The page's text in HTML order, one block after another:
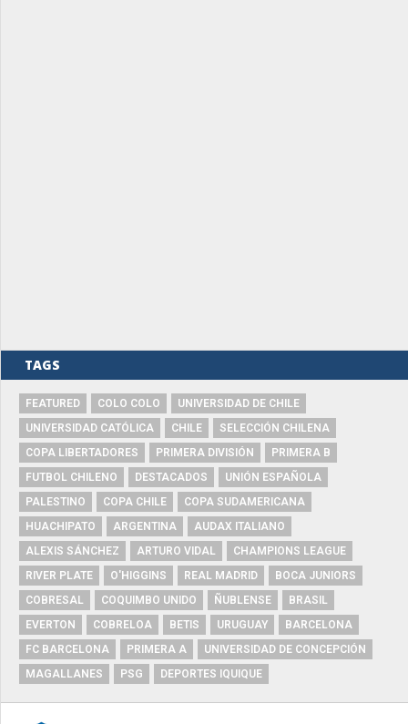
TAGS
FEATURED COLO COLO
UNIVERSIDAD DE CHILE
UNIVERSIDAD CATÓLICA
CHILE
SELECCIÓN CHILENA
COPA LIBERTADORES
PRIMERA DIVISIÓN
PRIMERA B
FUTBOL CHILENO
DESTACADOS
UNIÓN ESPAÑOLA
PALESTINO
COPA CHILE
COPA SUDAMERICANA
HUACHIPATO
ARGENTINA
AUDAX ITALIANO
ALEXIS SÁNCHEZ
ARTURO VIDAL
CHAMPIONS LEAGUE
RIVER PLATE
O'HIGGINS REAL MADRID
BOCA JUNIORS
COBRESAL
COQUIMBO UNIDO ÑUBLENSE
BRASIL
EVERTON
COBRELOA BETIS URUGUAY
BARCELONA
FC BARCELONA
PRIMERA A
UNIVERSIDAD DE CONCEPCIÓN
MAGALLANES
PSG DEPORTES IQUIQUE